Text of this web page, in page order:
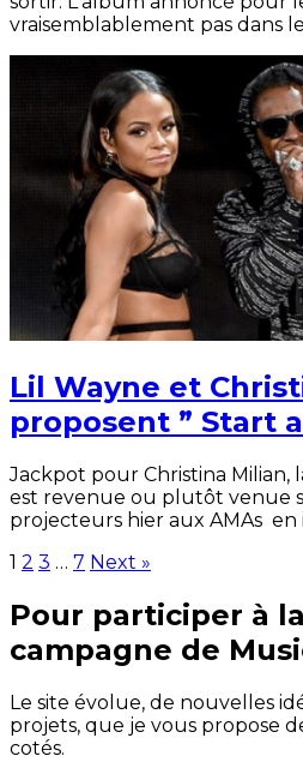
vraisemblablement pas dans
Lil Wayne et
proposent ” Start
Jackpot pour Christina Milian,
est revenue ou plutôt venue
projecteurs hier aux AMAs
1 2 3 … 7 Next »
Pour participer à
campagne de
Le site évolue, de nouvelles
projets, que je vous propose
cotés.